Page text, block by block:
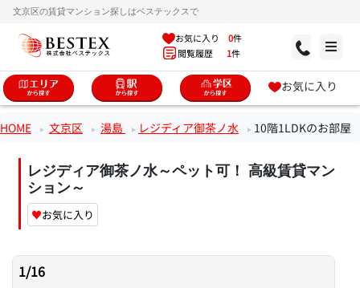
文京区の賃貸マンション探しはベステックスで
お気に入り 0件
閲覧履歴 1件
お気に入り
HOME 文京区 湯島 レジディア御茶ノ水 10階1LDKのお部屋
レジディア御茶ノ水～ペット可！ 高級賃貸マン
ション～
♥お気に入り
1/16